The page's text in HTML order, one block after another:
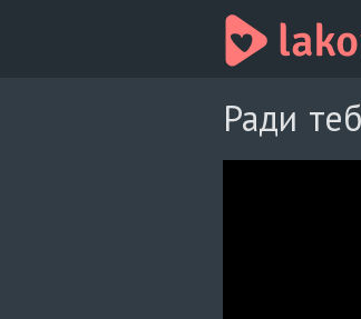
Ради